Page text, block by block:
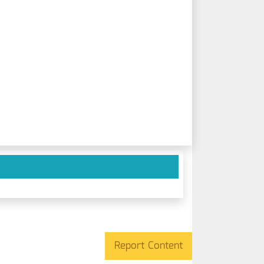
Report Content